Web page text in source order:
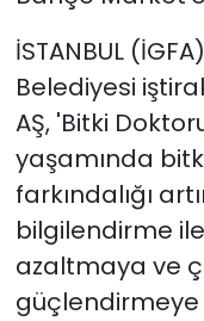
İSTANBUL
Belediyesi
AŞ, 'Bitki
yaşamında
farkındalığı
bilgilendirme ile
azaltmaya ve